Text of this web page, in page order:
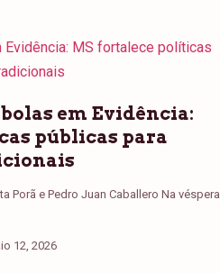
em Evidência:
públicas para
Porã e Pedro Juan Caballero Na véspera
12, 2026